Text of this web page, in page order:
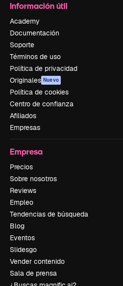
Información útil
Academy
Documentación
Soporte
Términos de uso
Política de privacidad
Originales Nuevo
Política de cookies
Centro de confianza
Afiliados
Empresas
Empresa
Precios
Sobre nosotros
Reviews
Empleo
Tendencias de búsqueda
Blog
Eventos
Slidesgo
Vender contenido
Sala de prensa